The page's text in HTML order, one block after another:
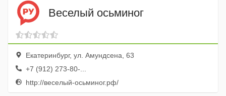
Веселый осьминог
Екатеринбург, ул. Амундсена, 63
+7 (912) 273-80-...
http://веселый-осьминог.рф/